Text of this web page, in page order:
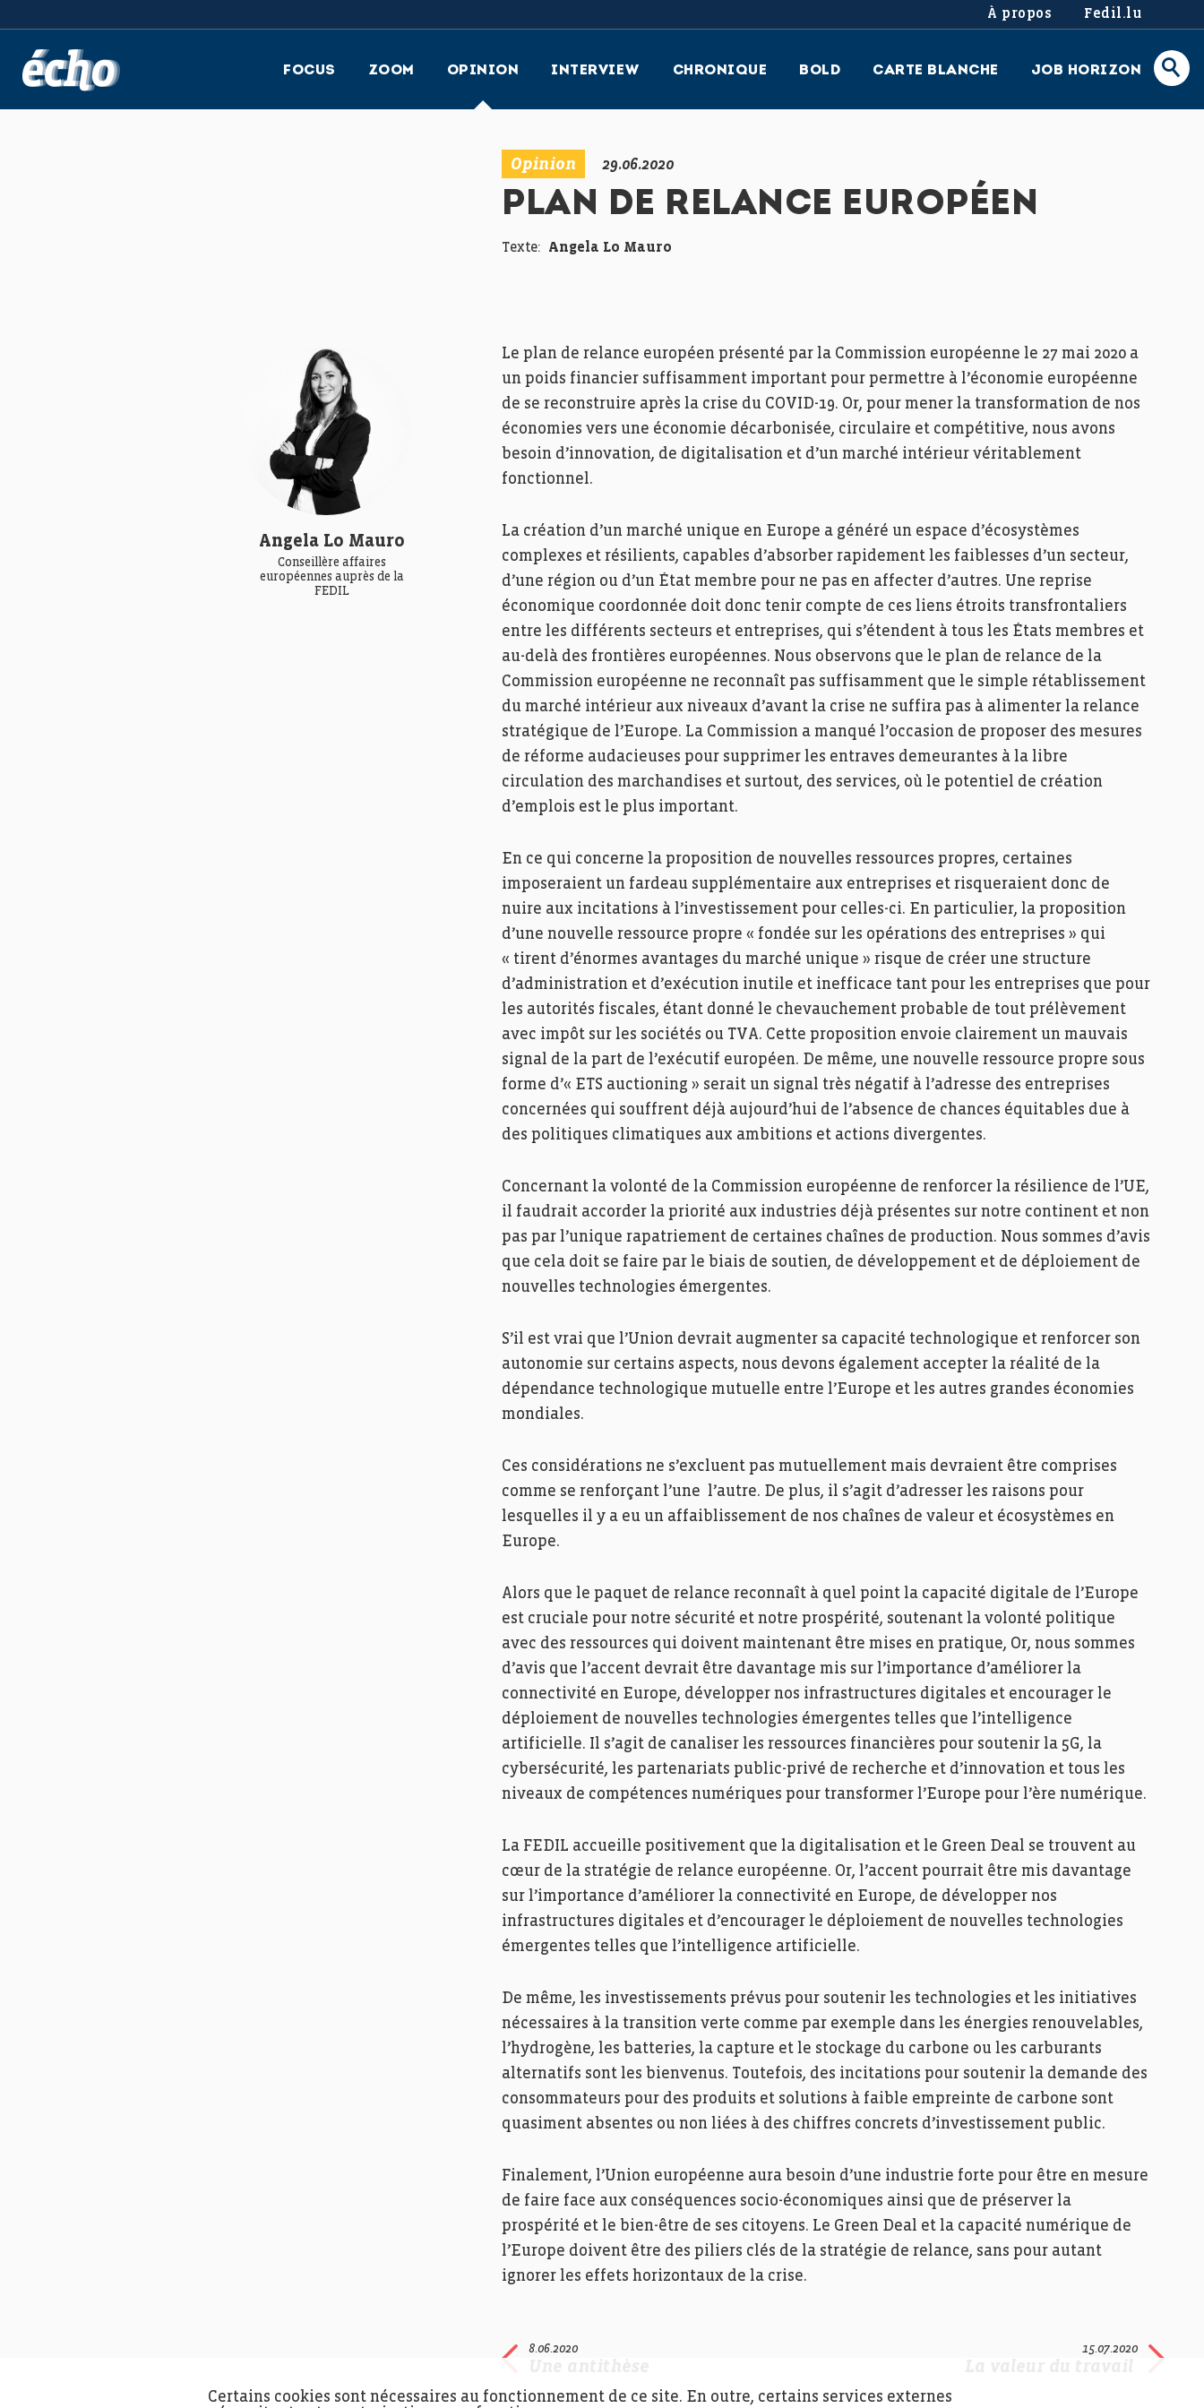
À propos Fedil.lu
FOCUS ZOOM OPINION INTERVIEW CHRONIQUE BOLD CARTE BLANCHE JOB HORIZON
Angela Lo Mauro
Conseillère affaires
européennes auprès de la
FEDIL
Opinion 29.06.2020
PLAN DE RELANCE EUROPÉEN
Texte: Angela Lo Mauro
Le plan de relance européen présenté par la Commission européenne le 27 mai 2020 a
un poids financier suffisamment important pour permettre à l’économie européenne
de se reconstruire après la crise du COVID-19. Or, pour mener la transformation de nos
économies vers une économie décarbonisée, circulaire et compétitive, nous avons
besoin d’innovation, de digitalisation et d’un marché intérieur véritablement
fonctionnel.
La création d’un marché unique en Europe a généré un espace d’écosystèmes
complexes et résilients, capables d’absorber rapidement les faiblesses d’un secteur,
d’une région ou d’un État membre pour ne pas en affecter d’autres. Une reprise
économique coordonnée doit donc tenir compte de ces liens étroits transfrontaliers
entre les différents secteurs et entreprises, qui s’étendent à tous les États membres et
au-delà des frontières européennes. Nous observons que le plan de relance de la
Commission européenne ne reconnaît pas suffisamment que le simple rétablissement
du marché intérieur aux niveaux d’avant la crise ne suffira pas à alimenter la relance
stratégique de l’Europe. La Commission a manqué l’occasion de proposer des mesures
de réforme audacieuses pour supprimer les entraves demeurantes à la libre
circulation des marchandises et surtout, des services, où le potentiel de création
d’emplois est le plus important.
En ce qui concerne la proposition de nouvelles ressources propres, certaines
imposeraient un fardeau supplémentaire aux entreprises et risqueraient donc de
nuire aux incitations à l’investissement pour celles-ci. En particulier, la proposition
d’une nouvelle ressource propre « fondée sur les opérations des entreprises » qui
« tirent d’énormes avantages du marché unique » risque de créer une structure
d’administration et d’exécution inutile et inefficace tant pour les entreprises que pour
les autorités fiscales, étant donné le chevauchement probable de tout prélèvement
avec impôt sur les sociétés ou TVA. Cette proposition envoie clairement un mauvais
signal de la part de l’exécutif européen. De même, une nouvelle ressource propre sous
forme d’« ETS auctioning » serait un signal très négatif à l’adresse des entreprises
concernées qui souffrent déjà aujourd’hui de l’absence de chances équitables due à
des politiques climatiques aux ambitions et actions divergentes.
Concernant la volonté de la Commission européenne de renforcer la résilience de l’UE,
il faudrait accorder la priorité aux industries déjà présentes sur notre continent et non
pas par l’unique rapatriement de certaines chaînes de production. Nous sommes d’avis
que cela doit se faire par le biais de soutien, de développement et de déploiement de
nouvelles technologies émergentes.
S’il est vrai que l’Union devrait augmenter sa capacité technologique et renforcer son
autonomie sur certains aspects, nous devons également accepter la réalité de la
dépendance technologique mutuelle entre l’Europe et les autres grandes économies
mondiales.
Ces considérations ne s’excluent pas mutuellement mais devraient être comprises
comme se renforçant l’une l’autre. De plus, il s’agit d’adresser les raisons pour
lesquelles il y a eu un affaiblissement de nos chaînes de valeur et écosystèmes en
Europe.
Alors que le paquet de relance reconnaît à quel point la capacité digitale de l’Europe
est cruciale pour notre sécurité et notre prospérité, soutenant la volonté politique
avec des ressources qui doivent maintenant être mises en pratique, Or, nous sommes
d’avis que l’accent devrait être davantage mis sur l’importance d’améliorer la
connectivité en Europe, développer nos infrastructures digitales et encourager le
déploiement de nouvelles technologies émergentes telles que l’intelligence
artificielle. Il s’agit de canaliser les ressources financières pour soutenir la 5G, la
cybersécurité, les partenariats public-privé de recherche et d’innovation et tous les
niveaux de compétences numériques pour transformer l’Europe pour l’ère numérique.
La FEDIL accueille positivement que la digitalisation et le Green Deal se trouvent au
cœur de la stratégie de relance européenne. Or, l’accent pourrait être mis davantage
sur l’importance d’améliorer la connectivité en Europe, de développer nos
infrastructures digitales et d’encourager le déploiement de nouvelles technologies
émergentes telles que l’intelligence artificielle.
De même, les investissements prévus pour soutenir les technologies et les initiatives
nécessaires à la transition verte comme par exemple dans les énergies renouvelables,
l’hydrogène, les batteries, la capture et le stockage du carbone ou les carburants
alternatifs sont les bienvenus. Toutefois, des incitations pour soutenir la demande des
consommateurs pour des produits et solutions à faible empreinte de carbone sont
quasiment absentes ou non liées à des chiffres concrets d’investissement public.
Finalement, l’Union européenne aura besoin d’une industrie forte pour être en mesure
de faire face aux conséquences socio-économiques ainsi que de préserver la
prospérité et le bien-être de ses citoyens. Le Green Deal et la capacité numérique de
l’Europe doivent être des piliers clés de la stratégie de relance, sans pour autant
ignorer les effets horizontaux de la crise.
8.06.2020 15.07.2020
Certains cookies sont nécessaires au fonctionnement de ce site. En outre, certains services externes